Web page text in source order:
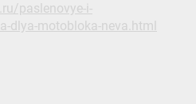
paslenovye-i-
dlya-motobloka-neva.html